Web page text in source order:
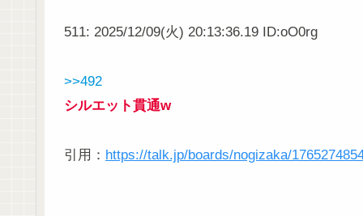
511: 2025/12/09(火) 20:13:36.19 ID:oO0rg
>>492
シルエット貫通w
引用： https://talk.jp/boards/nogizaka/